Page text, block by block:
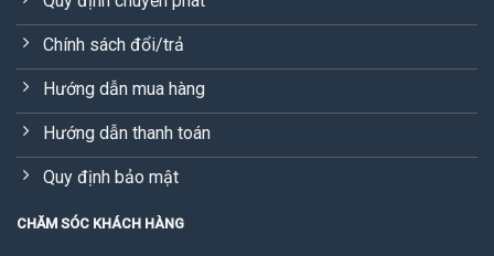
Chính sách đổi/trả
Hướng dẫn mua hàng
Hướng dẫn thanh toán
Quy định bảo mật
CHĂM SÓC KHÁCH HÀNG